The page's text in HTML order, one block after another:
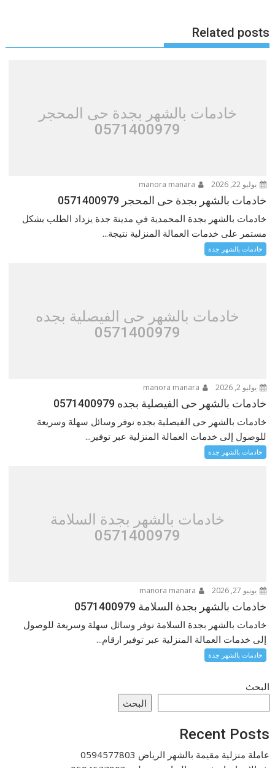
Related posts
خادمات بالشهر بجدة حى المحجر
0571400979
يوليو 22, 2026
خادمات بالشهر بجدة حى المحجر 0571400979
خادمات بالشهر بجدة المحمدية في مدينة جدة يزداد الطلب بشكل
مستمر على خدمات العمالة المنزلية نتيجة...
خادمات بالشهر جدة
خادمات بالشهر حى الفيصلية بجده
0571400979
يوليو 2, 2026
خادمات بالشهر حى الفيصلية بجده 0571400979
خادمات بالشهر حى الفيصلية بجده نوفر وسائل سهلة وسريعة
للوصول إلى خدمات العمالة المنزلية عبر توفير...
خادمات بالشهر جدة
خادمات بالشهر بجدة السلامة
0571400979
يونيو 27, 2026
خادمات بالشهر بجدة السلامة 0571400979
خادمات بالشهر بجدة السلامة نوفر وسائل سهلة وسريعة للوصول
إلى خدمات العمالة المنزلية عبر توفير ارقام...
خادمات بالشهر جدة
البحث
البحث
Recent Posts
عاملة منزلية مقيمة بالشهر الرياض 0594577803